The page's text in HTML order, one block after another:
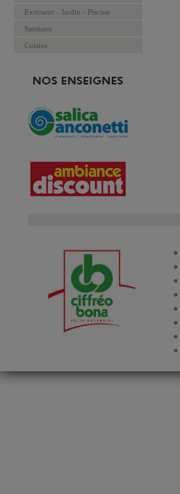
Extérieur - Jardin - Piscine
Sanitaire
Cuisine